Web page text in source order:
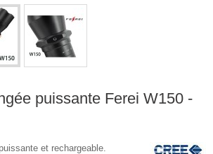
puissante Ferei W150 -
et rechargeable.